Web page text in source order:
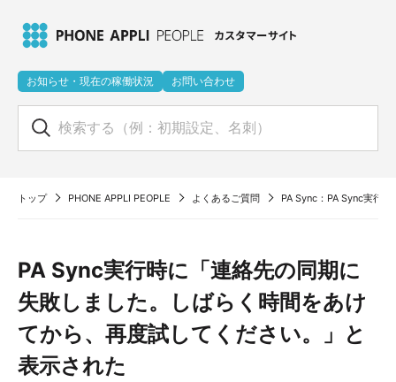
お知らせ・現在の稼働状況 お問い合わせ
トップ PHONE APPLI PEOPLE よくあるご質問 PA Sync：PA Sync実行
PA Sync実行時に「連絡先の同期に
失敗しました。しばらく時間をあけ
てから、再度試してください。」と
表示された